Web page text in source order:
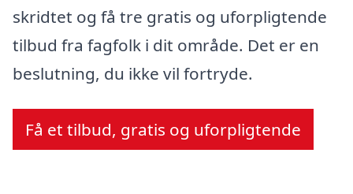
skridtet og få tre gratis og uforpligtende
tilbud fra fagfolk i dit område. Det er en
beslutning, du ikke vil fortryde.
Få et tilbud, gratis og uforpligtende